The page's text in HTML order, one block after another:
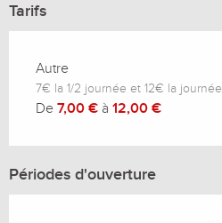
Tarifs
Autre
7€ la 1/2 journée et 12€ la journée
De 7,00 € à 12,00 €
Périodes d'ouverture